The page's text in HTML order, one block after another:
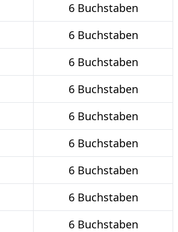
6 Buchstaben
6 Buchstaben
6 Buchstaben
6 Buchstaben
6 Buchstaben
6 Buchstaben
6 Buchstaben
6 Buchstaben
6 Buchstaben